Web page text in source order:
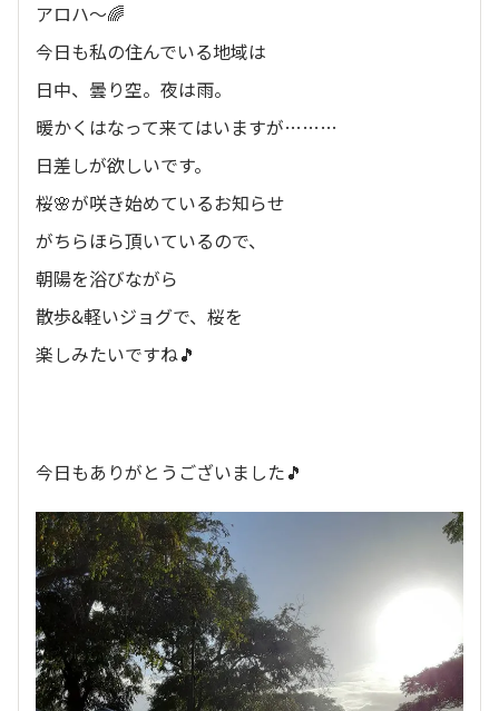
アロハ～🌈
今日も私の住んでいる地域は
日中、曇り空。夜は雨。
暖かくはなって来てはいますが………
日差しが欲しいです。
桜🌸が咲き始めているお知らせ
がちらほら頂いているので、
朝陽を浴びながら
散歩&軽いジョグで、桜を
楽しみたいですね🎵
今日もありがとうございました🎵